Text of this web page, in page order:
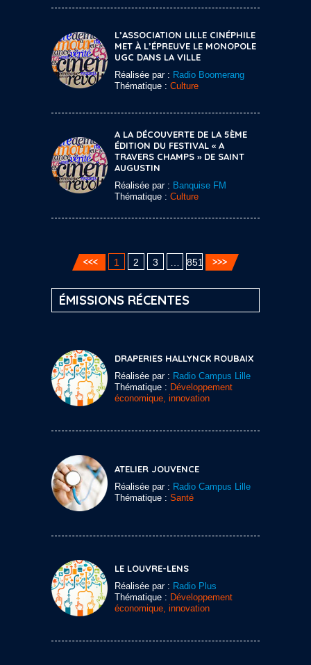
L’ASSOCIATION LILLE CINÉPHILE
MET À L’ÉPREUVE LE MONOPOLE
UGC DANS LA VILLE
Réalisée par : Radio Boomerang
Thématique : Culture
A LA DÉCOUVERTE DE LA 5ÈME
ÉDITION DU FESTIVAL « A
TRAVERS CHAMPS » DE SAINT
AUGUSTIN
Réalisée par : Banquise FM
Thématique : Culture
1 2 3 851
ÉMISSIONS RÉCENTES
DRAPERIES HALLYNCK ROUBAIX
Réalisée par : Radio Campus Lille
Thématique : Développement
économique, innovation
ATELIER JOUVENCE
Réalisée par : Radio Campus Lille
Thématique : Santé
LE LOUVRE-LENS
Réalisée par : Radio Plus
Thématique : Développement
économique, innovation